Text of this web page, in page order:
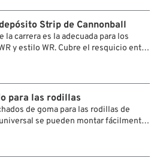
Strip de Cannonball
la carrera es la adecuada para los
y estilo WR. Cubre el resquicio entre
de los depósitos y todos los
de aceite y gasolina por en medio. El
debe solucionarse de manera
para las rodillas
de goma para las rodillas de
se pueden montar fácilmente
doble pegado (incluida en el pedido)
y le dan un aire clásico antiguo de la